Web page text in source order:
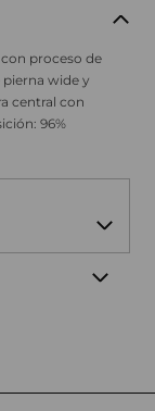
proceso de
pierna wide y
central con
96%